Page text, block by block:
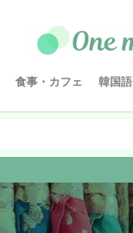
食事・カフェ 韓国